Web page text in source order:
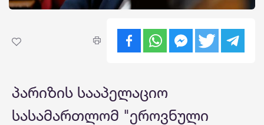
პარიზის სააპელაციო
სასამართლომ "ეროვნული